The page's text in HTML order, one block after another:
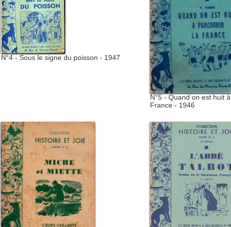
N°4 - Sous le signe du poisson - 1947
N°5 - Quand on est huit
France - 1946